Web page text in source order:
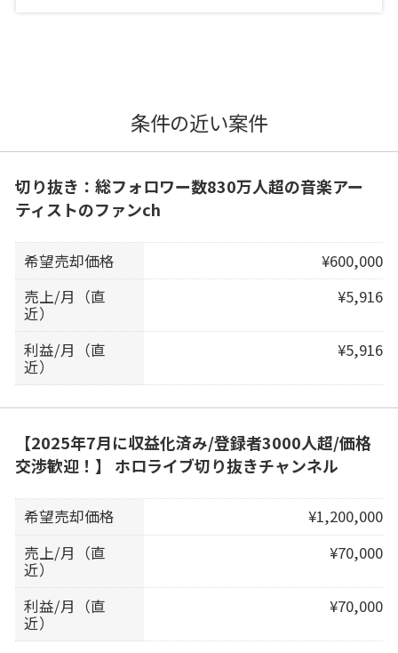
条件の近い案件
切り抜き：総フォロワー数830万人超の音楽アー
ティストのファンch
希望売却価格
¥600,000
売上/月（直
近）
¥5,916
利益/月（直
近）
¥5,916
【2025年7月に収益化済み/登録者3000人超/価格
交渉歓迎！】 ホロライブ切り抜きチャンネル
希望売却価格
¥1,200,000
売上/月（直
近）
¥70,000
利益/月（直
近）
¥70,000